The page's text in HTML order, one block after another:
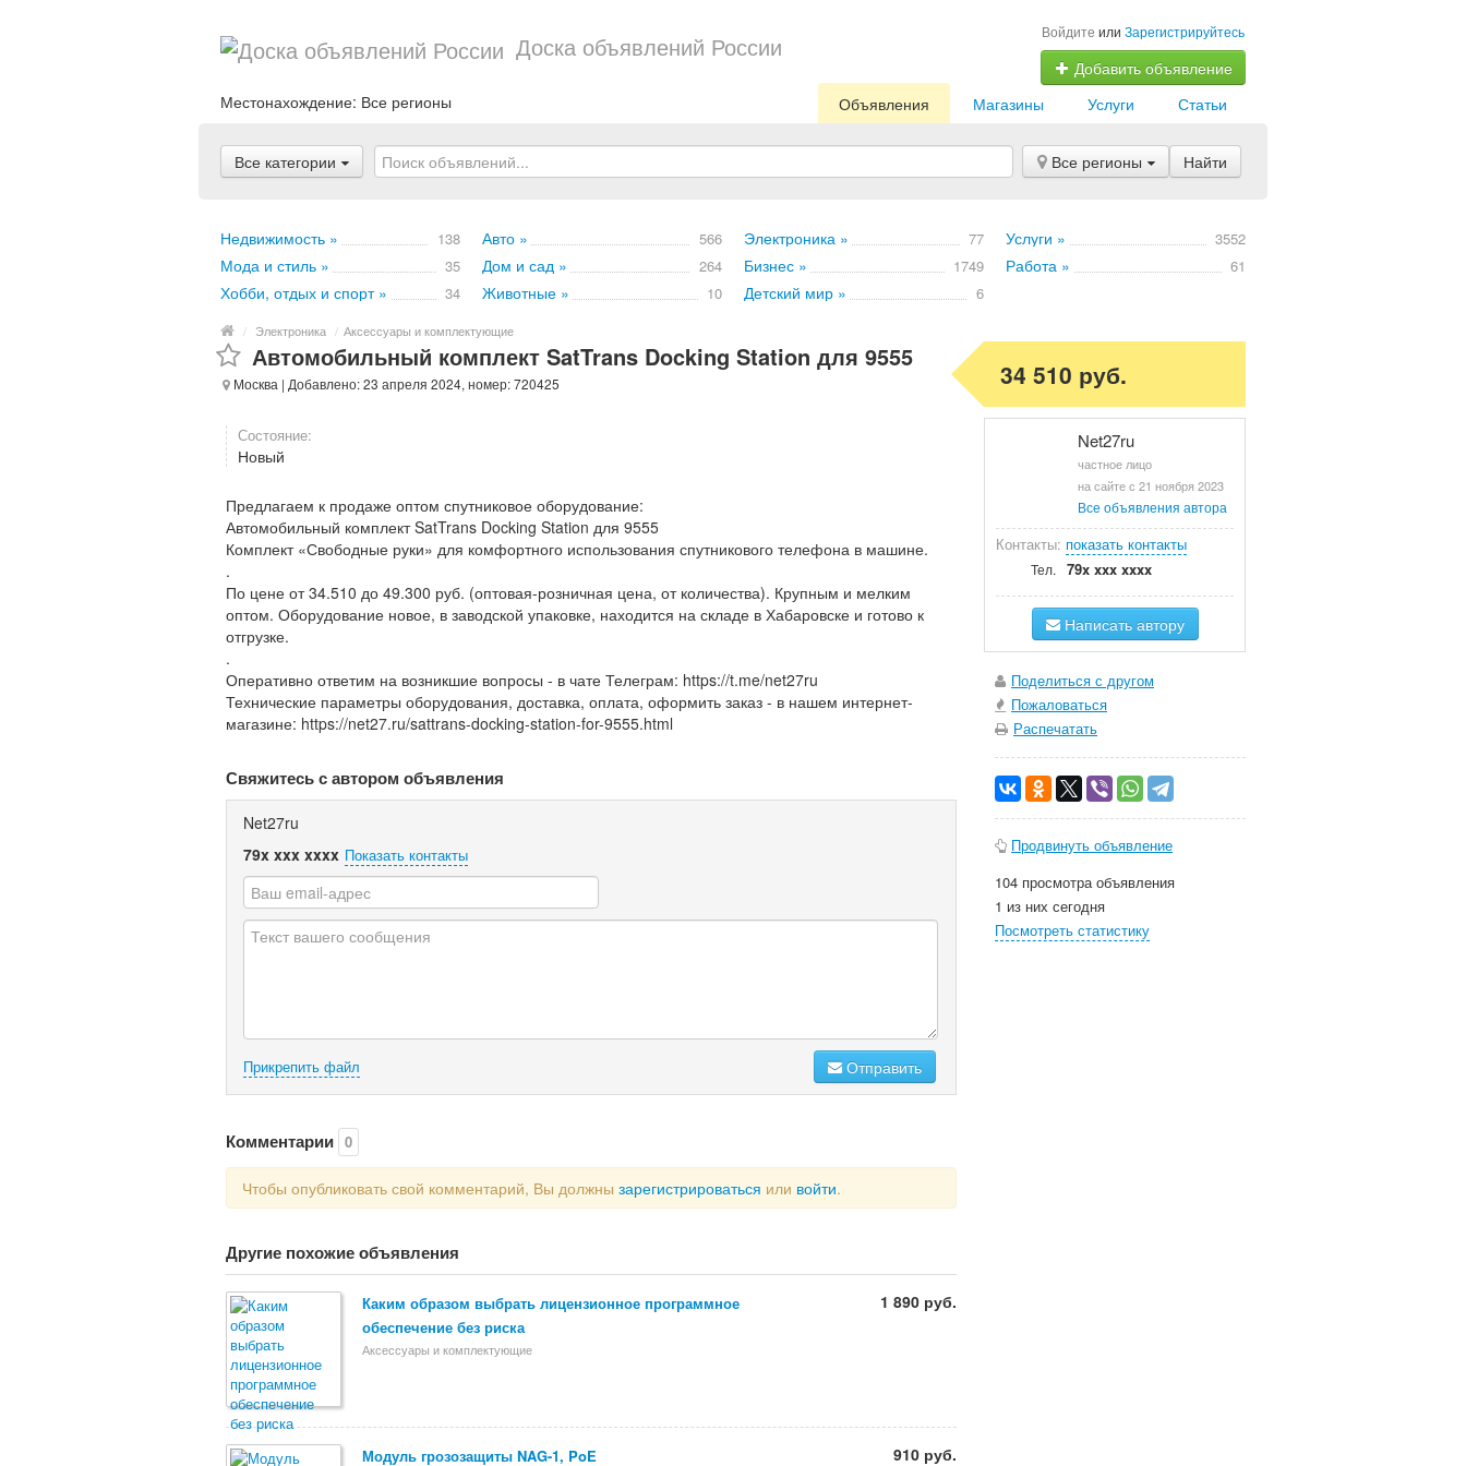
Доска объявлений России Войдите или Зарегистрируйтесь
Добавить объявление
Местонахождение: Все регионы Статьи
Услуги
Магазины
Объявления
Все категории Все регионы Найти
Недвижимость » 138 Авто » 566 Электроника » 77 Услуги » 3552
Мода и стиль » 35 Дом и сад » 264 Бизнес » 1749 Работа » 61
Хобби, отдых и спорт » 34 Животные » 10 Детский мир » 6
/ Электроника / Аксессуары и комплектующие
Автомобильный комплект SatTrans Docking Station для 9555
Москва | Добавлено: 23 апреля 2024, номер: 720425
Состояние:
Новый
Предлагаем к продаже оптом спутниковое оборудование:
Автомобильный комплект SatTrans Docking Station для 9555
Комплект «Свободные руки» для комфортного использования спутникового телефона в машине.
.
По цене от 34.510 до 49.300 руб. (оптовая-розничная цена, от количества). Крупным и мелким
оптом. Оборудование новое, в заводской упаковке, находится на складе в Хабаровске и готово к
отгрузке.
.
Оперативно ответим на возникшие вопросы - в чате Телеграм: https://t.me/net27ru
Технические параметры оборудования, доставка, оплата, оформить заказ - в нашем интернет-
магазине: https://net27.ru/sattrans-docking-station-for-9555.html
Свяжитесь с автором объявления
Net27ru
79x xxx xxxx Показать контакты
Прикрепить файл Отправить
Комментарии 0
Чтобы опубликовать свой комментарий, Вы должны зарегистрироваться или войти.
Другие похожие объявления
Каким образом выбрать лицензионное программное
обеспечение без риска
Аксессуары и комплектующие
1 890 руб.
Модуль грозозащиты NAG-1, PoE 910 руб.
34 510 руб.
Net27ru
частное лицо
на сайте с 21 ноября 2023
Все объявления автора
Контакты: показать контакты
Тел. 79x xxx xxxx
Написать автору
Поделиться с другом
Пожаловаться
Распечатать
Продвинуть объявление
104 просмотра объявления
1 из них сегодня
Посмотреть статистику